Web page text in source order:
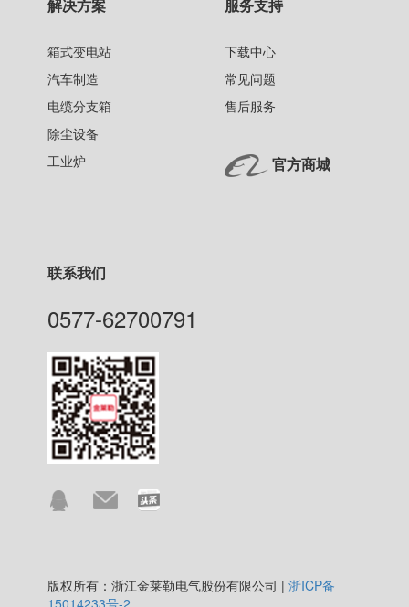
解决方案
箱式变电站
汽车制造
电缆分支箱
除尘设备
工业炉
服务支持
下载中心
常见问题
售后服务
官方商城
联系我们
0577-62700791
版权所有：浙江金莱勒电气股份有限公司 |浙ICP备
15014233号-2